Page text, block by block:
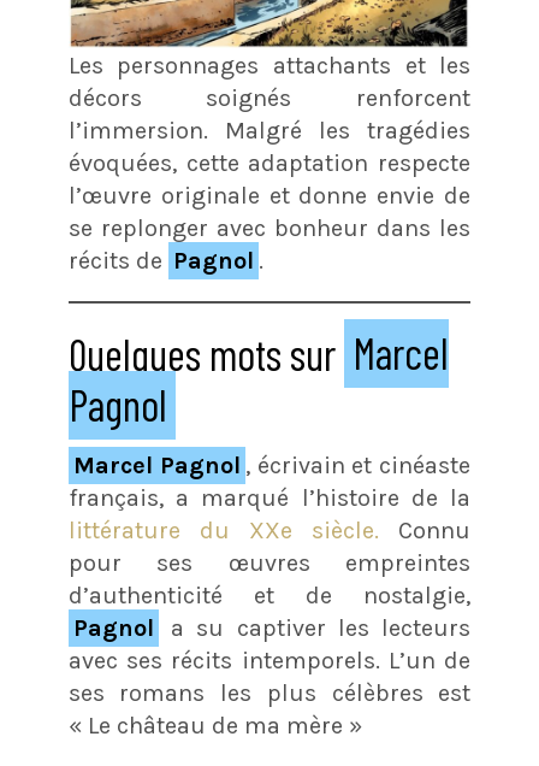
Les personnages attachants et les
décors soignés renforcent
l’immersion. Malgré les tragédies
évoquées, cette adaptation respecte
l’œuvre originale et donne envie de
se replonger avec bonheur dans les
récits de Pagnol .
Quelques mots sur Marcel
Pagnol
Marcel Pagnol , écrivain et cinéaste
français, a marqué l’histoire de la
littérature du XXe siècle. Connu
pour ses œuvres empreintes
d’authenticité et de nostalgie,
Pagnol
a su captiver les lecteurs
avec ses récits intemporels. L’un de
ses romans les plus célèbres est
« Le château de ma mère »